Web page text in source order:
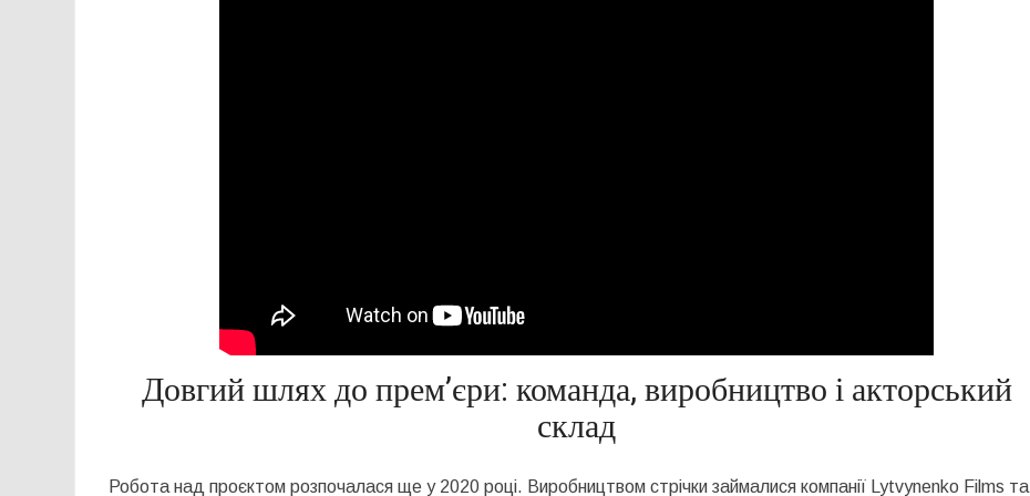
Довгий шлях до прем’єри: команда, виробництво і акторський
склад
Робота над проєктом розпочалася ще у 2020 році. Виробництвом стрічки займалися компанії Lytvynenko Films та